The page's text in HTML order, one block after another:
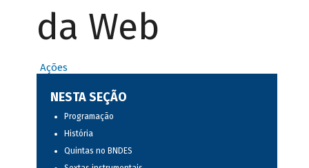
da Web
Ações
NESTA SEÇÃO
Programação
História
Quintas no BNDES